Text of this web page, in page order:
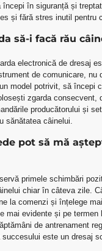
în siguranță și
și fără stres inutil pentru
să-i facă rău
electronică de dresaj
de comunicare, nu
model potrivit, să începi
zgarda consecvent,
producătorului și
sănătatea câinelui.
pot să mă
primele schimbări
chiar în câteva zile.
la comenzi și înțelege
mai evidente și pe termen
de antrenament
este un dresaj